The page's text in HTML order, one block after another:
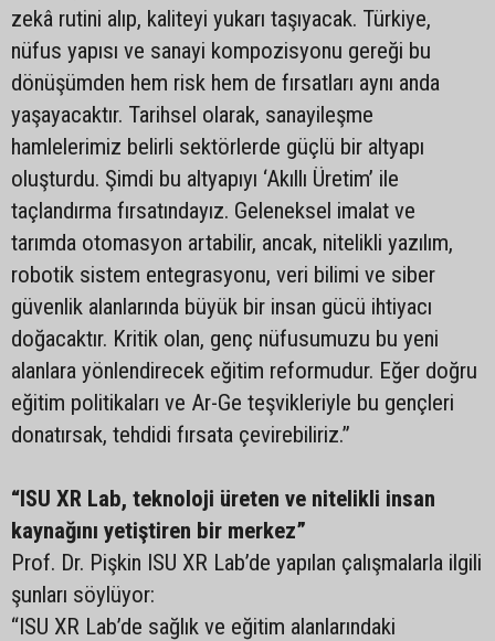
zekâ rutini alıp, kaliteyi yukarı taşıyacak. Türkiye,
nüfus yapısı ve sanayi kompozisyonu gereği bu
dönüşümden hem risk hem de fırsatları aynı anda
yaşayacaktır. Tarihsel olarak, sanayileşme
hamlelerimiz belirli sektörlerde güçlü bir altyapı
oluşturdu. Şimdi bu altyapıyı ‘Akıllı Üretim’ ile
taçlandırma fırsatındayız. Geleneksel imalat ve
tarımda otomasyon artabilir, ancak, nitelikli yazılım,
robotik sistem entegrasyonu, veri bilimi ve siber
güvenlik alanlarında büyük bir insan gücü ihtiyacı
doğacaktır. Kritik olan, genç nüfusumuzu bu yeni
alanlara yönlendirecek eğitim reformudur. Eğer doğru
eğitim politikaları ve Ar-Ge teşvikleriyle bu gençleri
donatırsak, tehdidi fırsata çevirebiliriz.”
“ISU XR Lab, teknoloji üreten ve nitelikli insan
kaynağını yetiştiren bir merkez”
Prof. Dr. Pişkin ISU XR Lab’de yapılan çalışmalarla ilgili
şunları söylüyor:
“ISU XR Lab’de sağlık ve eğitim alanlarındaki